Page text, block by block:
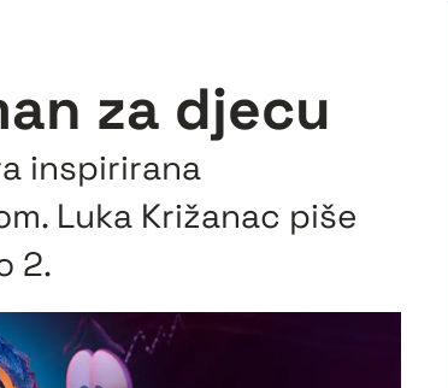
za djecu
inspirirana
Luka Križanac piše
2.